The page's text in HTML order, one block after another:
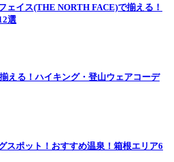
ェイス(THE NORTH FACE)で揃える！
選
える！ハイキング・登山ウェアコーデ
スポット！おすすめ温泉！箱根エリア6